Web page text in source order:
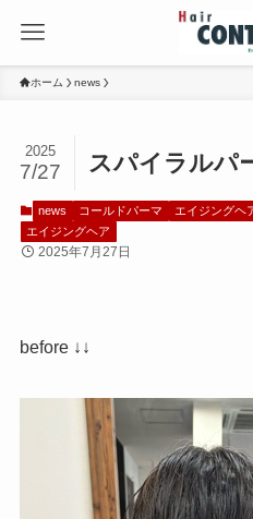
ホーム news
スパイラルパ
2025
7/27
news コールドパーマ エイジングヘ
エイジングヘア
2025年7月27日
before ↓↓